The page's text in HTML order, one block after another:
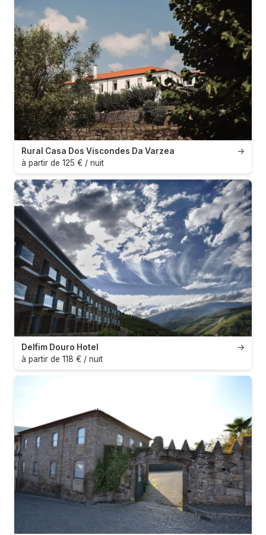
→
Rural Casa Dos Viscondes Da Varzea
à partir de 125 € / nuit
→
Delfim Douro Hotel
à partir de 118 € / nuit